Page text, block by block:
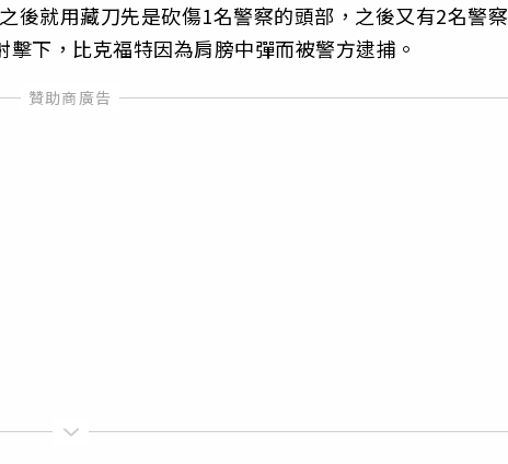
後就用藏刀先是砍傷1名警察的頭部，之後又有2名警察
下，比克福特因為肩膀中彈而被警方逮捕。